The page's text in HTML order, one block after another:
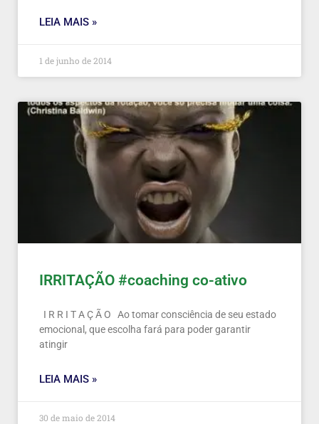
LEIA MAIS »
1 de junho de 2014
IRRITAÇÃO #coaching co-ativo
I R R I T A Ç Ã O Ao tomar consciência de seu estado
emocional, que escolha fará para poder garantir
atingir
LEIA MAIS »
30 de maio de 2014